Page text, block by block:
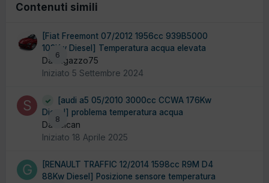
Contenuti simili
6
[Fiat Freemont 07/2012 1956cc 939B5000
103Kw Diesel] Temperatura acqua elevata
Da ragazzo75
Iniziato 5 Settembre 2024
8
[audi a5 05/2010 3000cc CCWA 176Kw
Diesel] problema temperatura acqua
Da scican
Iniziato 18 Aprile 2025
[RENAULT TRAFFIC 12/2014 1598cc R9M D4
88Kw Diesel] Posizione sensore temperatura